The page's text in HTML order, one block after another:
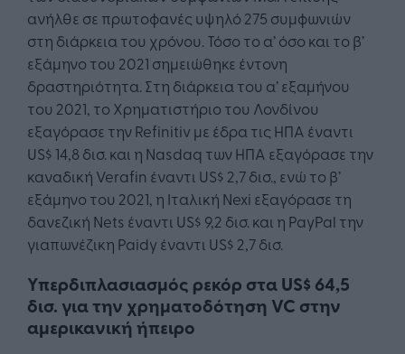
ανήλθε σε πρωτοφανές υψηλό 275 συμφωνιών
στη διάρκεια του χρόνου. Τόσο το α’ όσο και το β’
εξάμηνο του 2021 σημειώθηκε έντονη
δραστηριότητα. Στη διάρκεια του α’ εξαμήνου
του 2021, το Χρηματιστήριο του Λονδίνου
εξαγόρασε την Refinitiv με έδρα τις ΗΠΑ έναντι
US$ 14,8 δισ. και η Nasdaq των ΗΠΑ εξαγόρασε την
καναδική Verafin έναντι US$ 2,7 δισ., ενώ το β’
εξάμηνο του 2021, η Ιταλική Nexi εξαγόρασε τη
δανεζική Nets έναντι US$ 9,2 δισ. και η PayPal την
γιαπωνέζικη Paidy έναντι US$ 2,7 δισ.
Υπερδιπλασιασμός ρεκόρ στα US$ 64,5
δισ. για την χρηματοδότηση VC στην
αμερικανική ήπειρο